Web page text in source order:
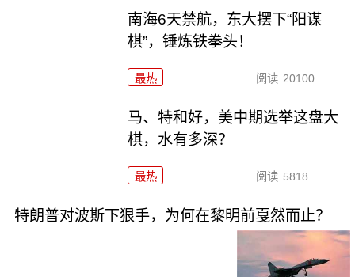
南海6天禁航，东大摆下“阳谋
棋”，锤炼铁拳头！
最热 阅读 20100
马、特和好，美中期选举这盘大
棋，水有多深？
最热 阅读 5818
特朗普对波斯下狠手，为何在黎明前戛然而止？